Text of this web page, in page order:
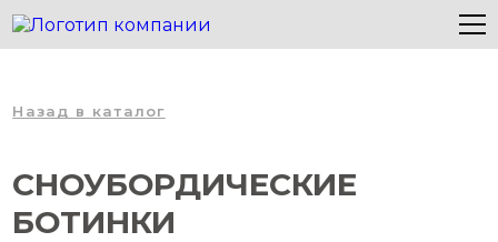
Назад в каталог
СНОУБОРДИЧЕСКИЕ
БОТИНКИ